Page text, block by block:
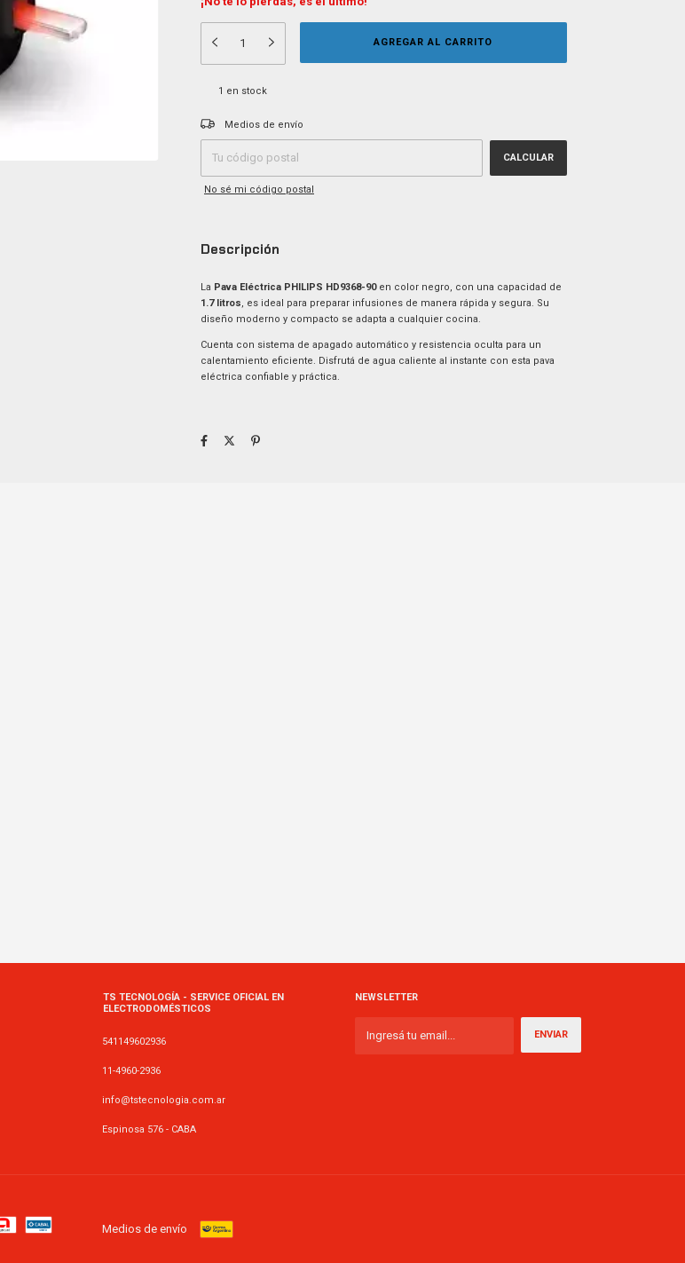
1 en stock
Entregas para el CP:
Medios de envío
CALCULAR
No sé mi código postal
Descripción
La Pava Eléctrica PHILIPS HD9368-90en color negro, con una capacidad de
1.7 litros, es ideal para preparar infusiones de manera rápida y segura. Su
diseño moderno y compacto se adapta a cualquier cocina.
Cuenta con sistema de apagado automático y resistencia oculta para un
calentamiento eficiente. Disfrutá de agua caliente al instante con esta pava
eléctrica confiable y práctica.
TS TECNOLOGÍA - SERVICE OFICIAL EN
ELECTRODOMÉSTICOS
541149602936
11-4960-2936
info@tstecnologia.com.ar
Espinosa 576 - CABA
NEWSLETTER
Medios de envío